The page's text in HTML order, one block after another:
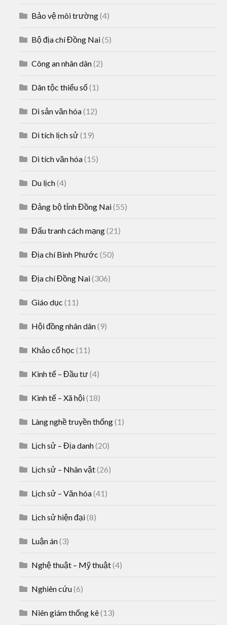
Bảo vệ môi trường(4)
Bộ địa chí Đồng Nai(5)
Công an nhân dân(2)
Dân tộc thiểu số(1)
Di sản văn hóa(12)
Di tích lịch sử(19)
Di tích văn hóa(15)
Du lịch(4)
Đảng bộ tỉnh Đồng Nai(55)
Đấu tranh cách mạng(21)
Địa chí Bình Phước (50)
Địa chí Đồng Nai(306)
Giáo dục (11)
Hội đồng nhân dân(9)
Khảo cổ học (11)
Kinh tế – Đầu tư(4)
Kinh tế – Xã hội(18)
Làng nghề truyền thống(1)
Lịch sử – Địa danh(20)
Lịch sử – Nhân vật(26)
Lịch sử – Văn hóa(41)
Lịch sử hiện đại(8)
Luận án(3)
Nghệ thuật – Mỹ thuật(4)
Nghiên cứu(6)
Niên giám thống kê(13)